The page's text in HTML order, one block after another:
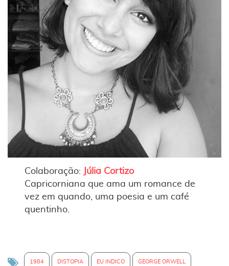
Colaboração:
Júlia Cortizo
Capricorniana que ama um romance de
vez em quando, uma poesia e um café
quentinho.
1984 DISTOPIA EU INDICO GEORGE ORWELL